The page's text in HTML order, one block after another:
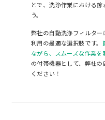
とで、洗浄作業における
う。
弊社の自動洗浄フィルタ
利用の最適な選択肢です。
ながら、スムーズな作業を
の付帯機器として、弊社
ください！